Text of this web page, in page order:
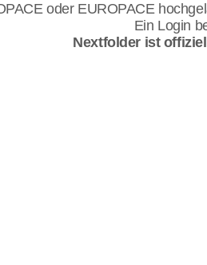
oder EUROPACE
Ein Login
Nextfolder ist